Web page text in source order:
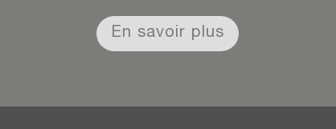
En savoir plus